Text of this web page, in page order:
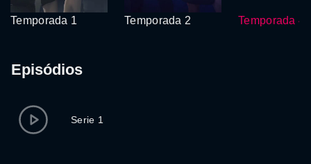
Temporada 1 Temporada 2 Temporada 4
Episódios
Serie 1